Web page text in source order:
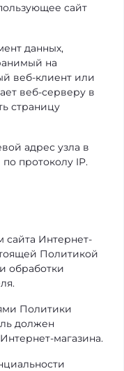
сайт
данных,
на
веб-клиент или
веб-серверу в
страницу
адрес узла в
протоколу IP.
сайта Интернет-
Политикой
обработки
Политики
должен
магазина.